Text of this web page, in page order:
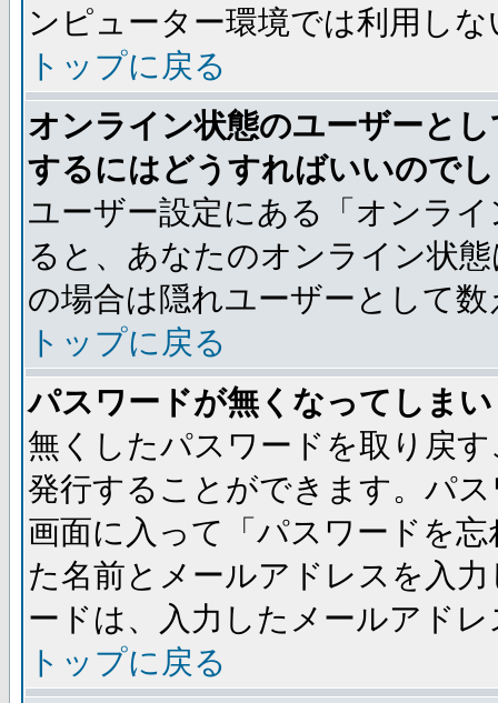
ンピューター環境では利用し
トップに戻る
オンライン状態のユーザーと
するにはどうすればいいので
ユーザー設定にある「オンラ
ると、あなたのオンライン状
の場合は隠れユーザーとして
トップに戻る
パスワードが無くなってしま
無くしたパスワードを取り戻
発行することができます。パ
画面に入って「パスワードを
た名前とメールアドレスを入
ードは、入力したメールアド
トップに戻る